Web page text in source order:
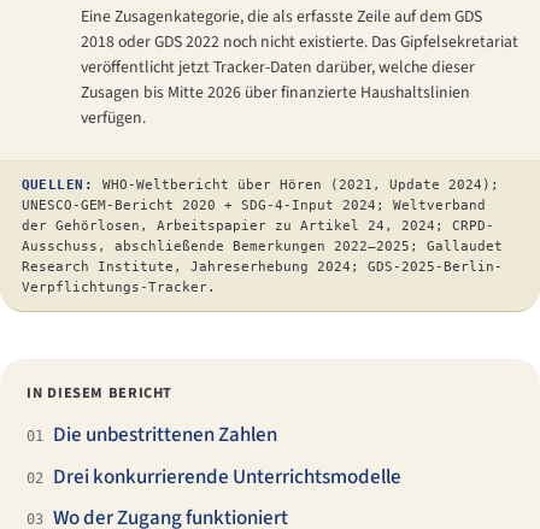
Eine Zusagenkategorie, die als erfasste Zeile auf dem GDS
2018 oder GDS 2022 noch nicht existierte. Das Gipfelsekretariat
veröffentlicht jetzt Tracker-Daten darüber, welche dieser
Zusagen bis Mitte 2026 über finanzierte Haushaltslinien
verfügen.
QUELLEN:
WHO-Weltbericht über Hören (2021, Update 2024);
UNESCO-GEM-Bericht 2020 + SDG-4-Input 2024; Weltverband
der Gehörlosen, Arbeitspapier zu Artikel 24, 2024; CRPD-
Ausschuss, abschließende Bemerkungen 2022–2025; Gallaudet
Research Institute, Jahreserhebung 2024; GDS-2025-Berlin-
Verpflichtungs-Tracker.
IN DIESEM BERICHT
01 Die unbestrittenen Zahlen
02 Drei konkurrierende Unterrichtsmodelle
03 Wo der Zugang funktioniert